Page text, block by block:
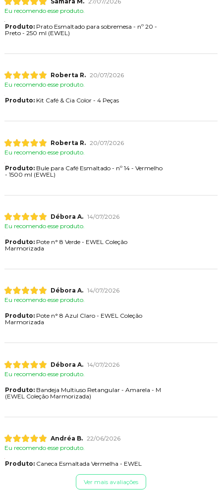
Eu recomendo esse produto.
Produto:Prato Esmaltado para sobremesa - nº 20 -
Preto - 250 ml (EWEL)
Roberta R. 20/07/2026
Eu recomendo esse produto.
Produto:Kit Café & Cia Color - 4 Peças
Roberta R. 20/07/2026
Eu recomendo esse produto.
Produto:Bule para Café Esmaltado - nº 14 - Vermelho
- 1500 ml (EWEL)
Débora A. 14/07/2026
Eu recomendo esse produto.
Produto:Pote n° 8 Verde - EWEL Coleção
Marmorizada
Débora A. 14/07/2026
Eu recomendo esse produto.
Produto:Pote n° 8 Azul Claro - EWEL Coleção
Marmorizada
Débora A. 14/07/2026
Eu recomendo esse produto.
Produto:Bandeja Multiuso Retangular - Amarela - M
(EWEL Coleção Marmorizada)
Andréa B. 22/06/2026
Eu recomendo esse produto.
Produto:Caneca Esmaltada Vermelha - EWEL
Ver mais avaliações